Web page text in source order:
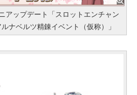
アップデート「スロットエンチャン
ナベルツ精錬イベント（仮称）」